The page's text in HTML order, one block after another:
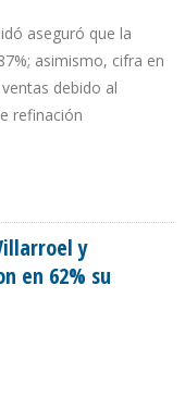
aseguró que la
asimismo, cifra en
debido al
refinación
y
en 62% su